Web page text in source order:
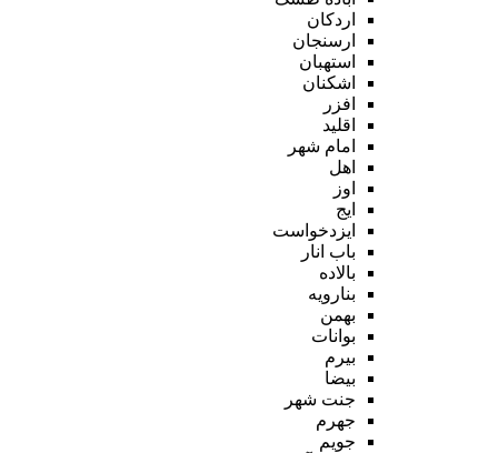
اردکان
ارسنجان
استهبان
اشکنان
افزر
اقلید
امام شهر
اهل
اوز
ایج
ایزدخواست
باب انار
بالاده
بنارویه
بهمن
بوانات
بیرم
بیضا
جنت شهر
جهرم
جویم